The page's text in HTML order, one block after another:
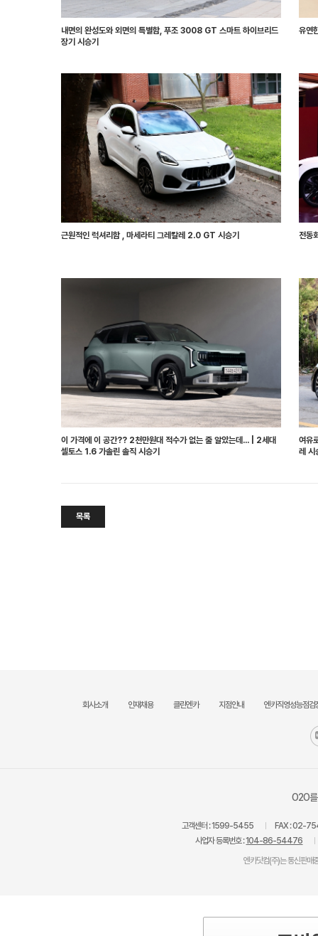
내면의 완성도와 외면의 특별함, 푸조 3008 GT 스마트 하이브리드
장기 시승기
유연
근원적인 럭셔리함 , 마세라티 그레칼레 2.0 GT 시승기 전동
이 가격에 이 공간?? 2천만원대 적수가 없는 줄 알았는데... | 2세대
셀토스 1.6 가솔린 솔직 시승기
여유
레 시
목록
회사소개 인재채용 클린엔카 지점안내 엔카직영성능점검
O2O를
고객센터 :1599-5455 FAX :02-
사업자 등록번호 :104-86-54476
엔카닷컴(주)는 통신판매